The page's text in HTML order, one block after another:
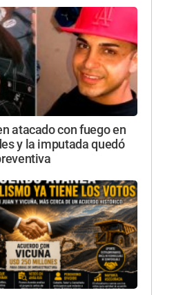
atacado con fuego en
y la imputada quedó